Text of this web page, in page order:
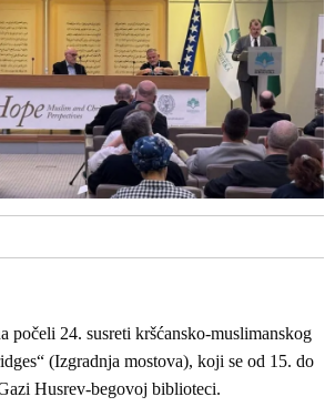
počeli 24. susreti kršćansko-muslimanskog
(Izgradnja mostova), koji se od 15. do
Husrev-begovoj biblioteci.